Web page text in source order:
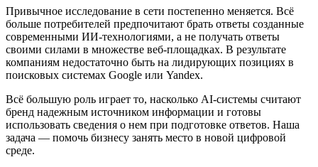
Привычное исследование в сети постепенно меняется. Всё
больше потребителей предпочитают брать ответы созданные
современными ИИ-технологиями, а не получать ответы
своими силами в множестве веб-площадках. В результате
компаниям недостаточно быть на лидирующих позициях в
поисковых системах Google или Yandex.
Всё большую роль играет то, насколько AI-системы считают
бренд надежным источником информации и готовы
использовать сведения о нем при подготовке ответов. Наша
задача — помочь бизнесу занять место в новой цифровой
среде.